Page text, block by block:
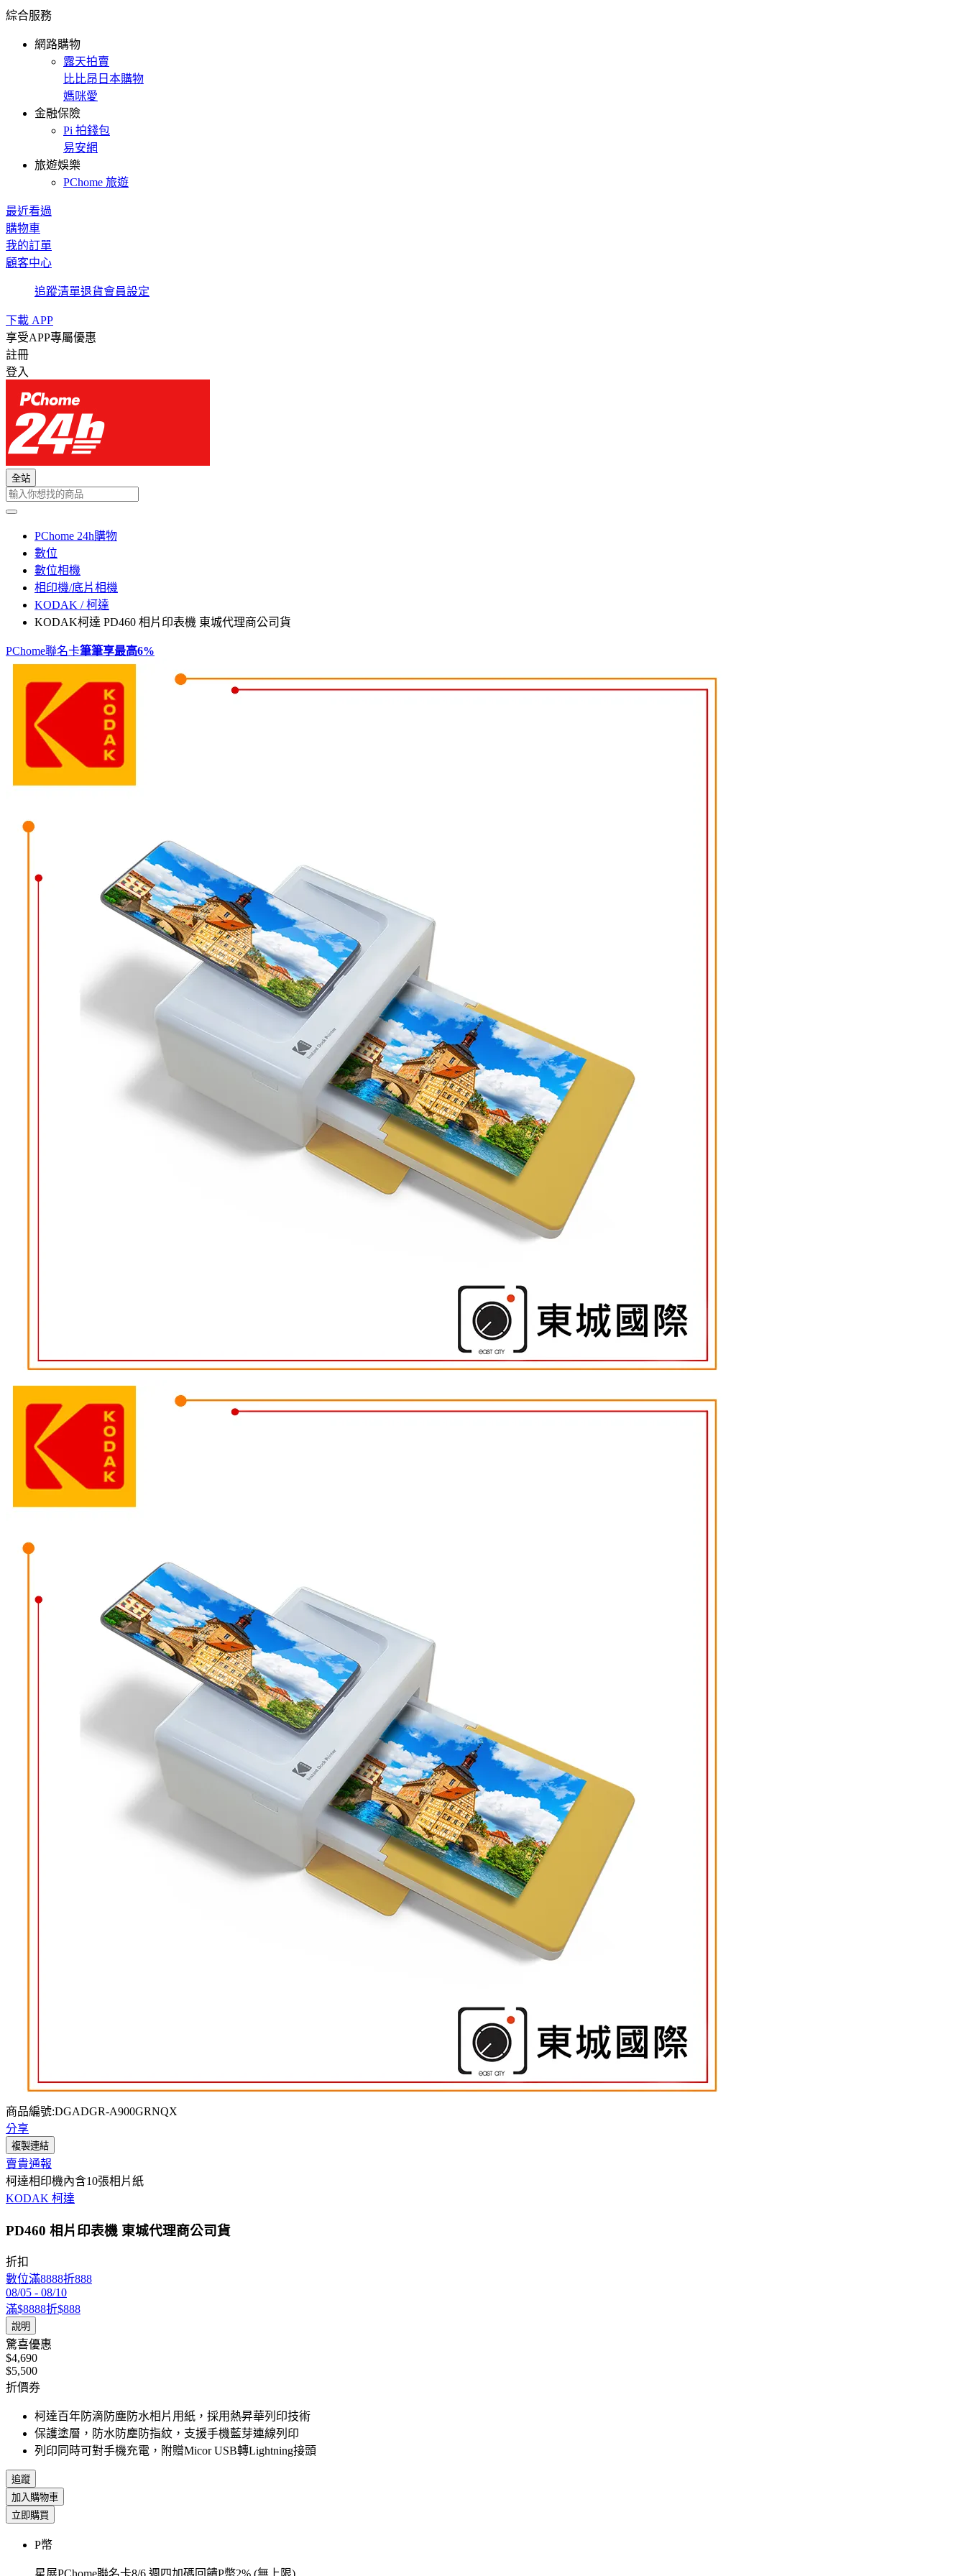
綜合服務
網路購物
露天拍賣
比比昂日本購物
媽咪愛
金融保險
Pi 拍錢包
易安網
旅遊娛樂
PChome 旅遊
最近看過
購物車
我的訂單
顧客中心
追蹤清單退貨會員設定
下載 APP
享受APP專屬優惠
註冊
登入
全站
PChome 24h購物
數位
數位相機
相印機/底片相機
KODAK / 柯達
KODAK柯達 PD460 相片印表機 東城代理商公司貨
PChome聯名卡筆筆享最高6%
商品編號:DGADGR-A900GRNQX
分享
複製連結
賣貴通報
柯達相印機內含10張相片紙
KODAK 柯達
PD460 相片印表機 東城代理商公司貨
折扣
數位滿8888折888
08/05 - 08/10
滿$8888折$888
說明
驚喜優惠
$4,690
$5,500
折價券
柯達百年防滴防塵防水相片用紙，採用熱昇華列印技術
保護塗層，防水防塵防指紋，支援手機藍芽連線列印
列印同時可對手機充電，附贈Micor USB轉Lightning接頭
追蹤
加入購物車
立即購買
P幣